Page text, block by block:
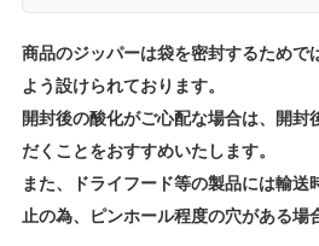
商品のジッパーは袋を密封するためで
よう設けられております。
開封後の酸化がご心配な場合は、開封
だくことをおすすめいたします。
また、ドライフード等の製品には輸送
止の為、ピンホール程度の穴がある場